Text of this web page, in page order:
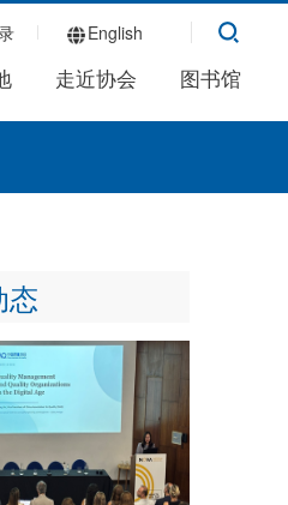
English
走近协会 图书馆
态